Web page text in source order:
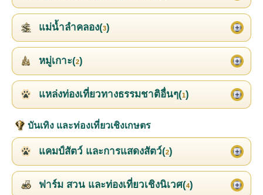
แม่น้ำลำคลอง(3)
หมู่เกาะ(2)
แหล่งท่องเที่ยวทางธรรมชาติอื่นๆ(1)
บันเทิง และท่องเที่ยวเชิงเกษตร
แคมป์สัตว์ และการแสดงสัตว์(2)
ฟาร์ม สวน และท่องเที่ยวเชิงนิเวศ(4)